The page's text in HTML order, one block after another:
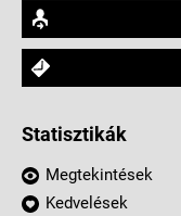
Statisztikák
Megtekintések
Kedvelések